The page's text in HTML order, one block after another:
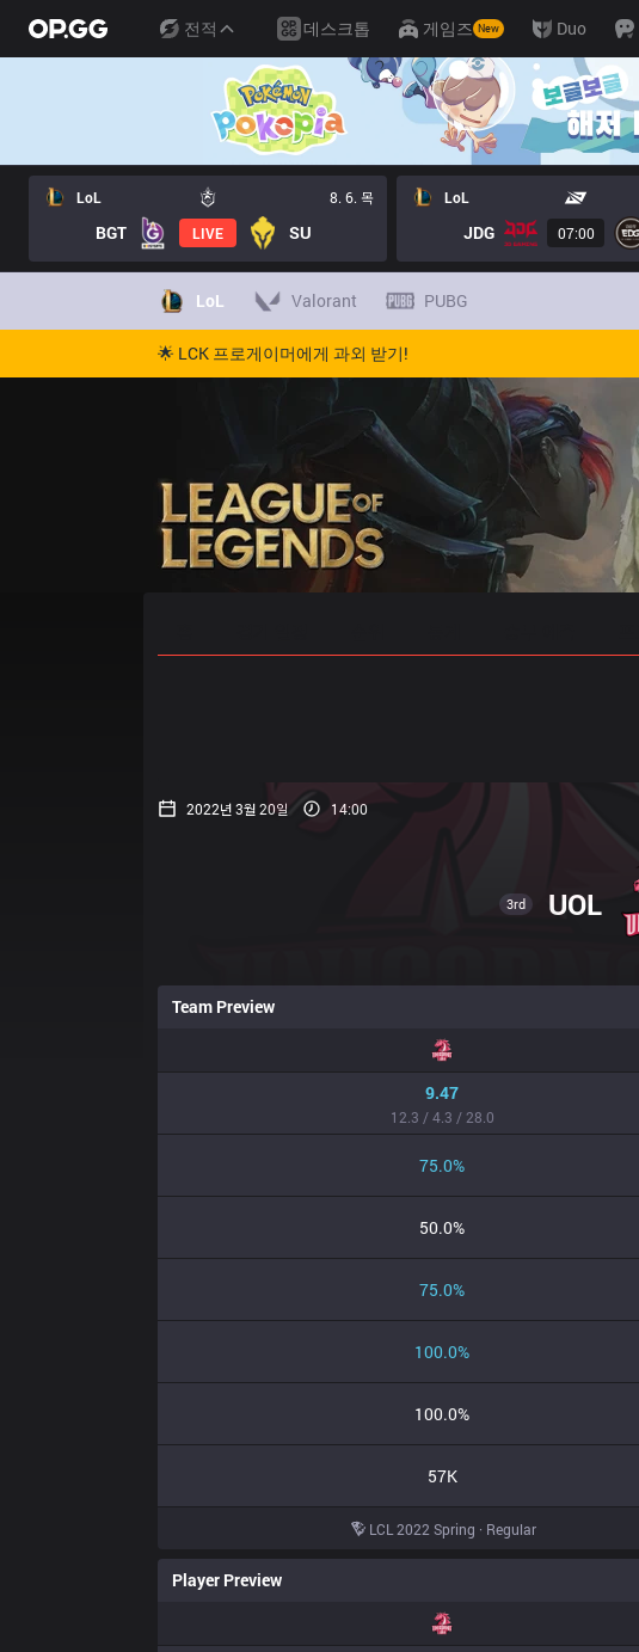
전적 데스크톱 게임즈 New Duo
LoL 8. 6. 목
BGT LIVE SU
LoL
JDG 07:00
LoL Valorant PUBG
🌟 LCK 프로게이머에게 과외 받기!
2022년 3월 20일 14:00
3rd UOL
Team Preview
9.47
12.3 / 4.3 / 28.0
75.0%
50.0%
75.0%
100.0%
100.0%
57K
LCL 2022 Spring · Regular
Player Preview